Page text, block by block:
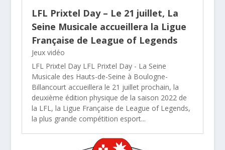
LFL Prixtel Day – Le 21 juillet, La
Seine Musicale accueillera la Ligue
Française de League of Legends
Jeux vidéo
LFL Prixtel Day LFL Prixtel Day - La Seine
Musicale des Hauts-de-Seine à Boulogne-
Billancourt accueillera le 21 juillet prochain, la
deuxième édition physique de la saison 2022 de
la LFL, la Ligue Française de League of Legends,
la plus grande compétition esport...